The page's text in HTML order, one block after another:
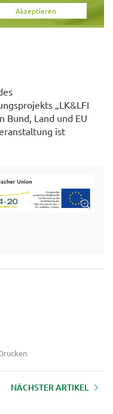
Akzeptieren
„LK&LFI
Bund, Land und EU
ist
NÄCHSTER ARTIKEL